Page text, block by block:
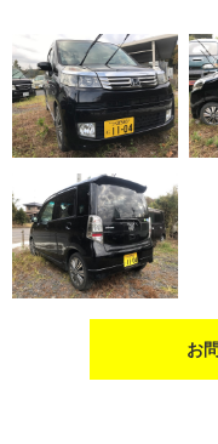
お